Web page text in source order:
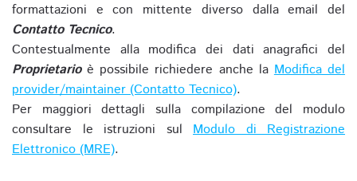
formattazioni e con mittente diverso dalla email del
Contatto Tecnico.
Contestualmente alla modifica dei dati anagrafici del
Proprietarioè possibile richiedere anche laModifica del
provider/maintainer (Contatto Tecnico).
Per maggiori dettagli sulla compilazione del modulo
consultare le istruzioni sul Modulo di Registrazione
Elettronico (MRE).